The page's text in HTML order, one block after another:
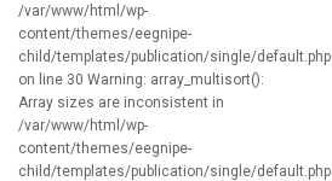
/var/www/html/wp-
content/themes/eegnipe-
child/templates/publication/single/default.php
on line 30 Warning: array_multisort():
Array sizes are inconsistent in
/var/www/html/wp-
content/themes/eegnipe-
child/templates/publication/single/default.php